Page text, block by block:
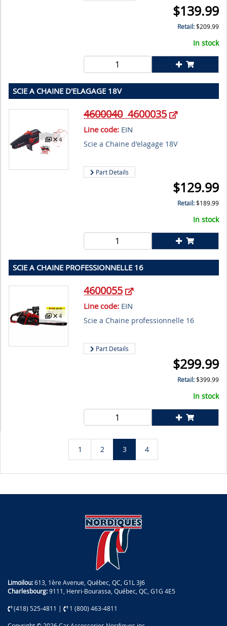
$139.99
Retail:$209.99
In stock
SCIE A CHAINE D'ELAGAGE 18V
4
46000404600035
Line code: EIN
Scie a Chaine d'elagage 18V
Part Details
$129.99
Retail:$189.99
In stock
SCIE A CHAINE PROFESSIONNELLE 16
4
4600055
Line code: EIN
Scie a Chaine professionnelle 16
Part Details
$299.99
Retail:$399.99
In stock
1 2 3 4
Limoilou:613, 1ère Avenue, Québec, QC, G1L 3J6
Charlesbourg:9111, Henri-Bourassa, Québec, QC, G1G 4E5
(418) 525-4811 | 1 (800) 463-4811